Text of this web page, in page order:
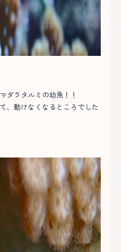
ダラタルミの幼魚！！
、動けなくなるところでした